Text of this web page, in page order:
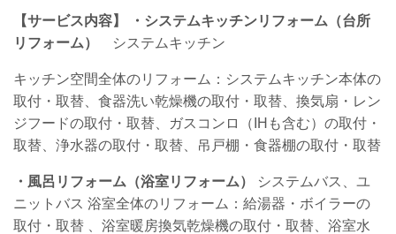
【サービス内容】
・システムキッチンリフォーム（台所
リフォーム）
システムキッチン
キッチン空間全体のリフォーム：システムキッチン本体の
取付・取替、食器洗い乾燥機の取付・取替、換気扇・レン
ジフードの取付・取替、ガスコンロ（IHも含む）の取付・
取替、浄水器の取付・取替、吊戸棚・食器棚の取付・取替
・ 風呂リフォーム（浴室リフォーム）
システムバス、ユ
ニットバス 浴室全体のリフォーム：給湯器・ボイラーの
取付・取替
、浴室暖房換気乾燥機の取付・取替、浴室水